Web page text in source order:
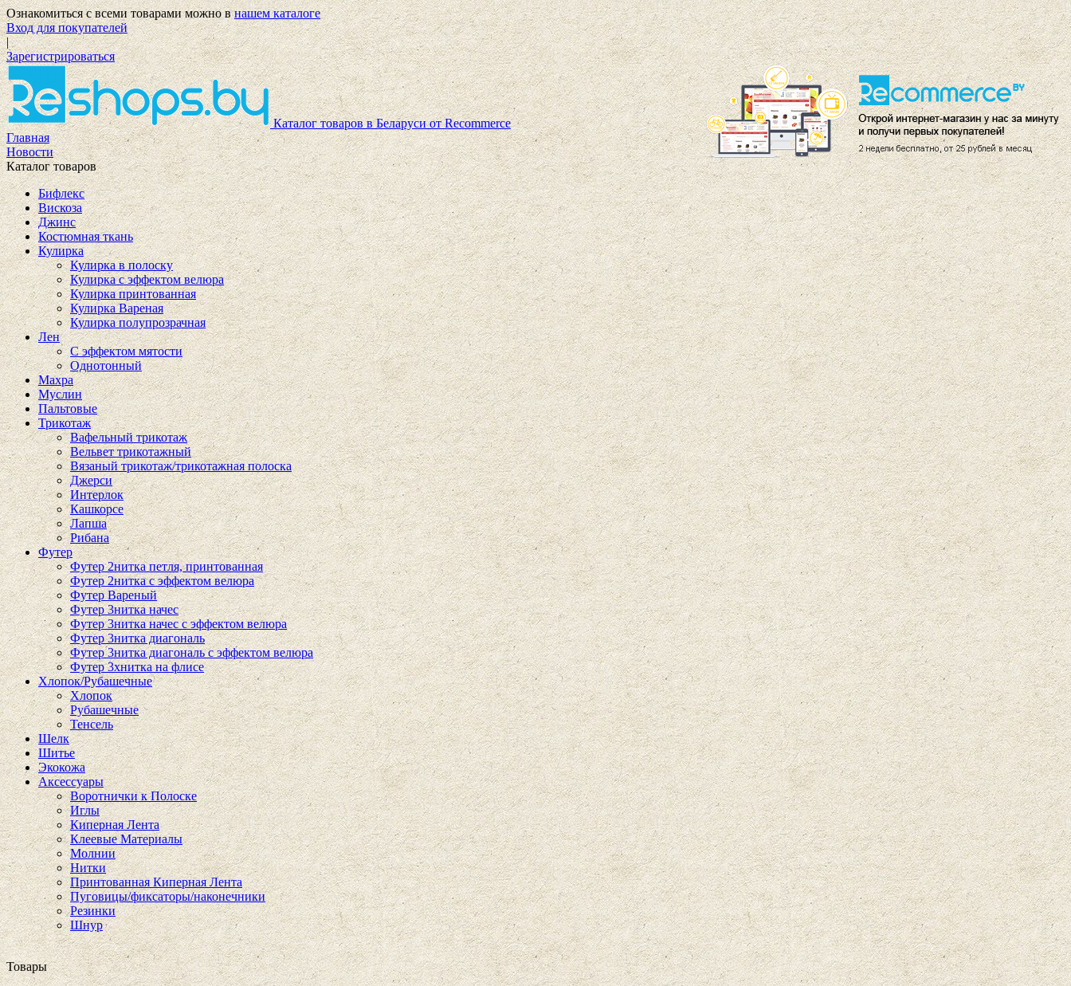
Ознакомиться с всеми товарами можно внашем каталоге
Вход для покупателей
|
Зарегистрироваться
Каталог товаров в Беларуси от Recommerce
Главная
Новости
Каталог товаров
Бифлекс
Вискоза
Джинс
Костюмная ткань
Кулирка
Кулирка в полоску
Кулирка с эффектом велюра
Кулирка принтованная
Кулирка Вареная
Кулирка полупрозрачная
Лен
С эффектом мятости
Однотонный
Махра
Муслин
Пальтовые
Трикотаж
Вафельный трикотаж
Вельвет трикотажный
Вязаный трикотаж/трикотажная полоска
Джерси
Интерлок
Кашкорсе
Лапша
Рибана
Футер
Футер 2нитка петля, принтованная
Футер 2нитка с эффектом велюра
Футер Вареный
Футер 3нитка начес
Футер 3нитка начес с эффектом велюра
Футер 3нитка диагональ
Футер 3нитка диагональ с эффектом велюра
Футер 3хнитка на флисе
Хлопок/Рубашечные
Хлопок
Рубашечные
Тенсель
Шелк
Шитье
Экокожа
Аксессуары
Воротнички к Полоске
Иглы
Киперная Лента
Клеевые Материалы
Молнии
Нитки
Принтованная Киперная Лента
Пуговицы/фиксаторы/наконечники
Резинки
Шнур
Товары